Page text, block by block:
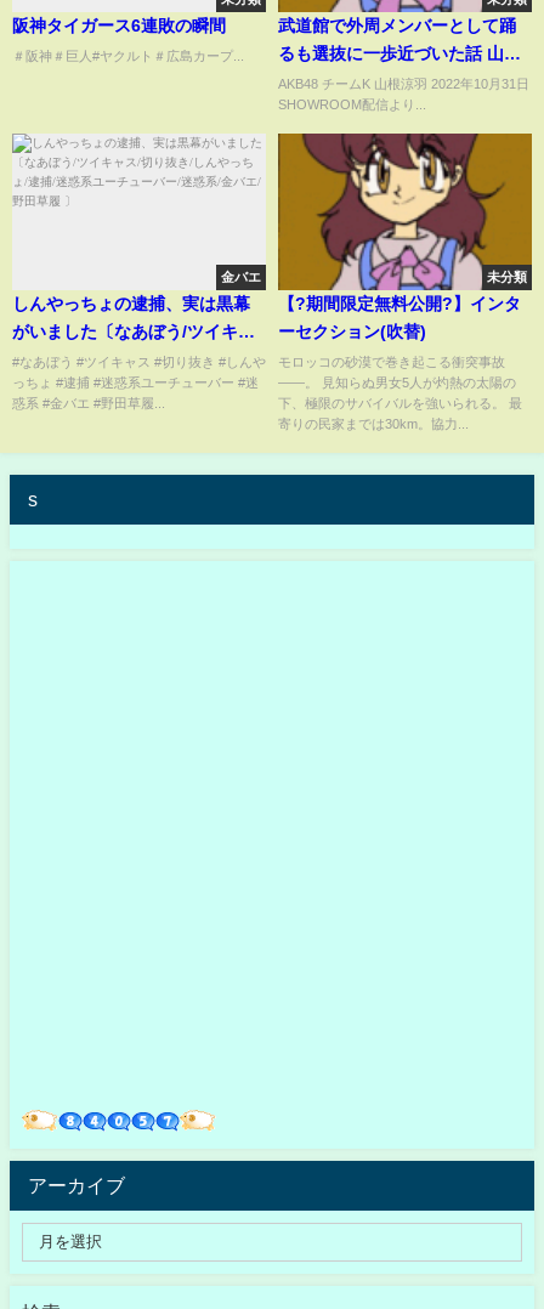
阪神タイガース6連敗の瞬間
＃阪神＃巨人#ヤクルト＃広島カープ...
武道館で外周メンバーとして踊
るも選抜に一歩近づいた話 山根
涼羽
AKB48 チームK 山根涼羽 2022年10月31日
SHOWROOM配信より...
金バエ
しんやっちょの逮捕、実は黒幕
がいました〔なあぼう/ツイキャ
ス/切り抜き/しんやっちょ/逮捕/
迷惑系ユーチューバー/迷惑系/金
バエ/野田草履 〕
#なあぼう #ツイキャス #切り抜き #しんや
っちょ #逮捕 #迷惑系ユーチューバー #迷
惑系 #金バエ #野田草履...
未分類
【?期間限定無料公開?】インタ
ーセクション(吹替)
モロッコの砂漠で巻き起こる衝突事故
――。 見知らぬ男女5人が灼熱の太陽の
下、極限のサバイバルを強いられる。 最
寄りの民家までは30km。協力...
s
アーカイブ